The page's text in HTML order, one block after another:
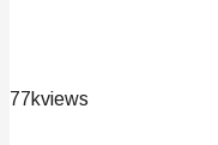
77kviews